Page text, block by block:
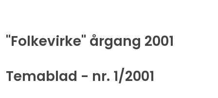
"Folkevirke" årgang 2001
Temablad - nr. 1/2001